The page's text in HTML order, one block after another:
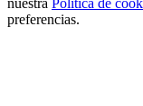
preferencias.